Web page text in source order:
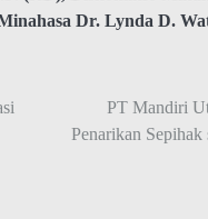
Dr. Lynda D.
PT Mandiri
Penarikan